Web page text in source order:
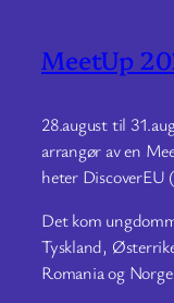
MeetUp
28.august til
arrangør av en
heter DiscoverEU (
Det kom
Tyskland,
Romania og Norge